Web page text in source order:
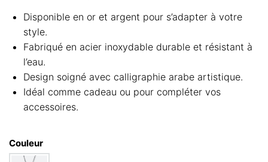
Disponible en or et argent pour s’adapter à votre
style.
Fabriqué en acier inoxydable durable et résistant à
l’eau.
Design soigné avec calligraphie arabe artistique.
Idéal comme cadeau ou pour compléter vos
accessoires.
Couleur